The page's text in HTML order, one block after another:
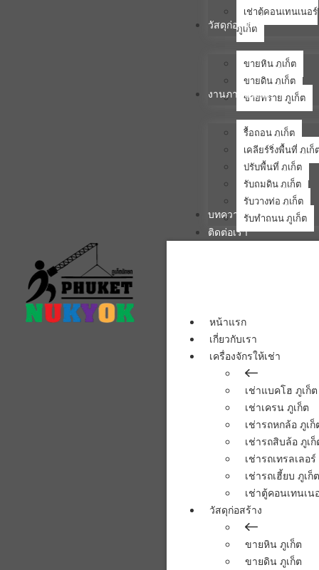
เช่าตู้คอนเทนเนอร์
ภูเก็ต
วัสดุก่อสร้าง
ขายหิน ภูเก็ต
ขายดิน ภูเก็ต
ขายทราย ภูเก็ต
งานภาคสนาม
รื้อถอน ภูเก็ต
เคลียร์ริ่งพื้นที่ ภูเก็
ปรับพื้นที่ ภูเก็ต
รับถมดิน ภูเก็ต
รับวางท่อ ภูเก็ต
รับทำถนน ภูเก็ต
บทความ
ติดต่อเรา
หน้าแรก
เกี่ยวกับเรา
เครื่องจักรให้เช่า
เช่าแบคโฮ ภูเก็ต
เช่าเครน ภูเก็ต
เช่ารถหกล้อ ภูเก็
เช่ารถสิบล้อ ภูเ
เช่ารถเทรลเลอ
เช่ารถเฮี้ยบ ภูเก็ต
เช่าตู้คอนเทนเน
วัสดุก่อสร้าง
ขายหิน ภูเก็ต
ขายดิน ภูเก็ต